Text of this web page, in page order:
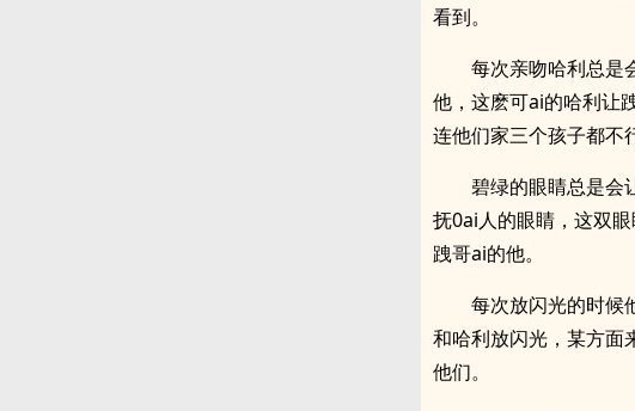
看到。
每次亲吻哈利总是
他，这麽可ai的哈利让
连他们家三个孩子都不
碧绿的眼睛总是会
抚0ai人的眼睛，这双
跩哥ai的他。
每次放闪光的时候
和哈利放闪光，某方面
他们。